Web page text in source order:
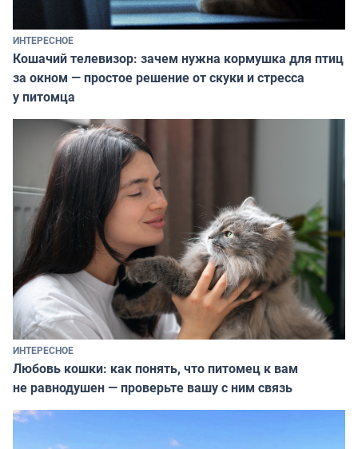
ИНТЕРЕСНОЕ
Кошачий телевизор: зачем нужна кормушка для птиц
за окном — простое решение от скуки и стресса
у питомца
ИНТЕРЕСНОЕ
Любовь кошки: как понять, что питомец к вам
не равнодушен — проверьте вашу с ним связь